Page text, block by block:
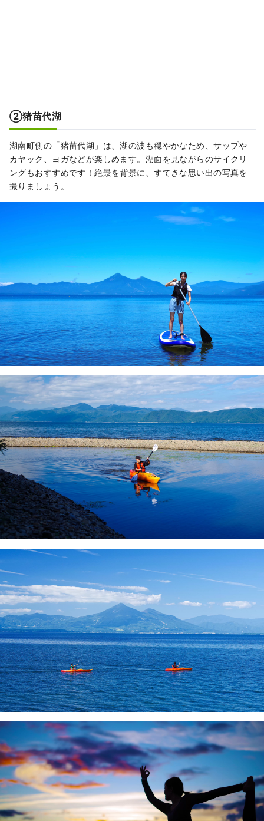
②猪苗代湖
湖南町側の「猪苗代湖」は、湖の波も穏やかなため、サップや
カヤック、ヨガなどが楽しめます。湖面を見ながらのサイクリ
ングもおすすめです！絶景を背景に、すてきな思い出の写真を
撮りましょう。